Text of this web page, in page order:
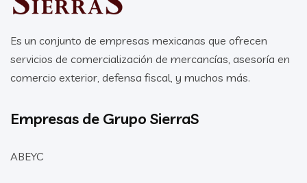
Es un conjunto de empresas mexicanas que ofrecen
servicios de comercialización de mercancías, asesoría en
comercio exterior, defensa fiscal, y muchos más.
Empresas de Grupo SierraS
ABEYC